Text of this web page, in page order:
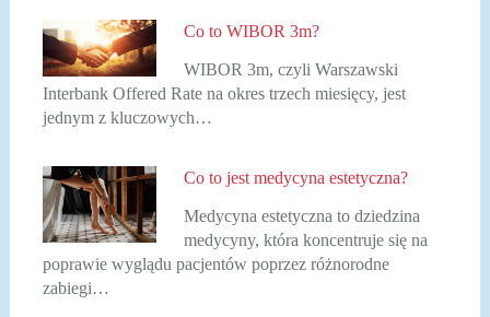
Co to WIBOR 3m?
WIBOR 3m, czyli Warszawski
Interbank Offered Rate na okres trzech miesięcy, jest
jednym z kluczowych…
Co to jest medycyna estetyczna?
Medycyna estetyczna to dziedzina
medycyny, która koncentruje się na
poprawie wyglądu pacjentów poprzez różnorodne
zabiegi…